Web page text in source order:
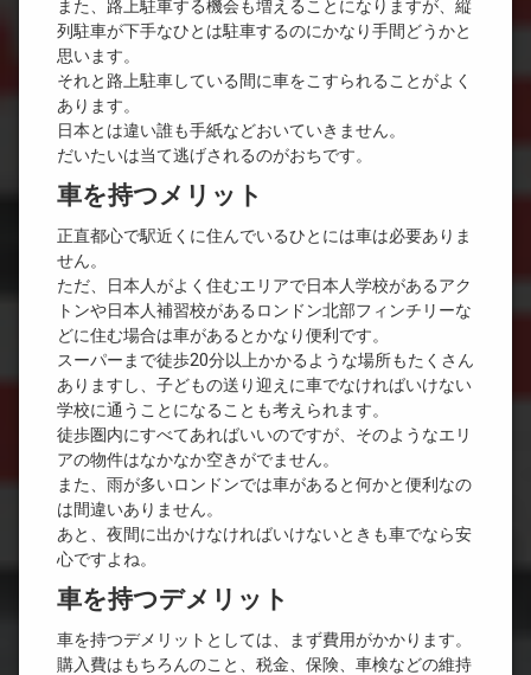
また、路上駐車する機会も増えることになりますが、縦
列駐車が下手なひとは駐車するのにかなり手間どうかと
思います。
それと路上駐車している間に車をこすられることがよく
あります。
日本とは違い誰も手紙などおいていきません。
だいたいは当て逃げされるのがおちです。
車を持つメリット
正直都心で駅近くに住んでいるひとには車は必要ありま
せん。
ただ、日本人がよく住むエリアで日本人学校があるアク
トンや日本人補習校があるロンドン北部フィンチリーな
どに住む場合は車があるとかなり便利です。
スーパーまで徒歩20分以上かかるような場所もたくさん
ありますし、子どもの送り迎えに車でなければいけない
学校に通うことになることも考えられます。
徒歩圏内にすべてあればいいのですが、そのようなエリ
アの物件はなかなか空きがでません。
また、雨が多いロンドンでは車があると何かと便利なの
は間違いありません。
あと、夜間に出かけなければいけないときも車でなら安
心ですよね。
車を持つデメリット
車を持つデメリットとしては、まず費用がかかります。
購入費はもちろんのこと、税金、保険、車検などの維持